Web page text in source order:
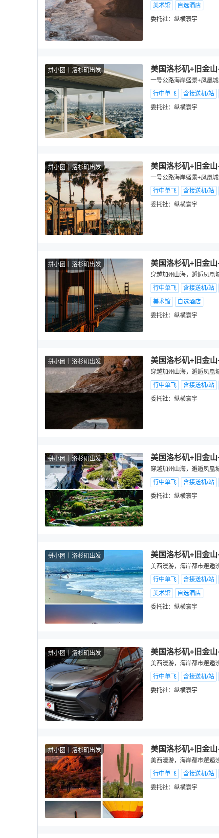
美术馆
自选酒店
委托社： 纵横寰宇
拼小团 洛杉矶出发 美国洛杉矶+旧金
一号公路海岸盛景+凤凰
行中单飞
含接送机/站
委托社： 纵横寰宇
拼小团 洛杉矶出发 美国洛杉矶+旧金
一号公路海岸盛景+凤凰
行中单飞
含接送机/站
委托社： 纵横寰宇
拼小团 洛杉矶出发 美国洛杉矶+旧金
穿越加州山海，邂逅凤凰
行中单飞
含接送机/站
美术馆
自选酒店
委托社： 纵横寰宇
拼小团 洛杉矶出发 美国洛杉矶+旧金
穿越加州山海，邂逅凤凰
行中单飞
含接送机/站
委托社： 纵横寰宇
拼小团 洛杉矶出发 美国洛杉矶+旧金
穿越加州山海，邂逅凤凰
行中单飞
含接送机/站
委托社： 纵横寰宇
拼小团 洛杉矶出发 美国洛杉矶+旧金
美西漫游，海岸都市邂逅
行中单飞
含接送机/站
美术馆
自选酒店
委托社： 纵横寰宇
拼小团 洛杉矶出发 美国洛杉矶+旧金
美西漫游，海岸都市邂逅
行中单飞
含接送机/站
委托社： 纵横寰宇
拼小团 洛杉矶出发 美国洛杉矶+旧金
美西漫游，海岸都市邂逅
行中单飞
含接送机/站
委托社： 纵横寰宇